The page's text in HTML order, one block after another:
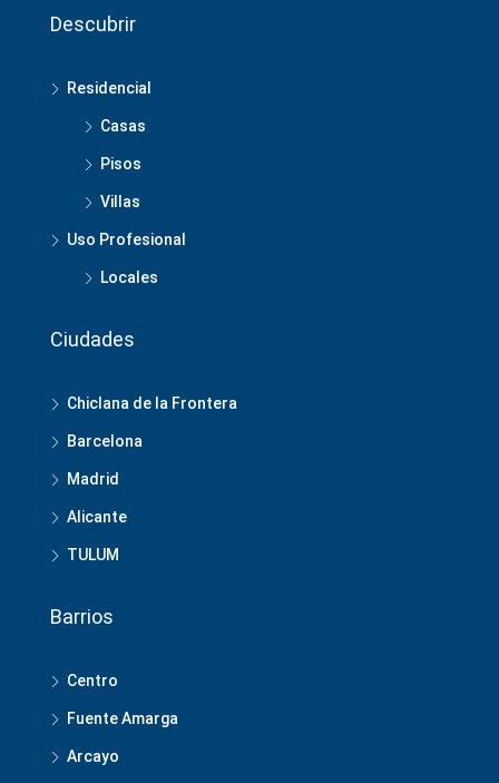
Descubrir
Residencial
Casas
Pisos
Villas
Uso Profesional
Locales
Ciudades
Chiclana de la Frontera
Barcelona
Madrid
Alicante
TULUM
Barrios
Centro
Fuente Amarga
Arcayo